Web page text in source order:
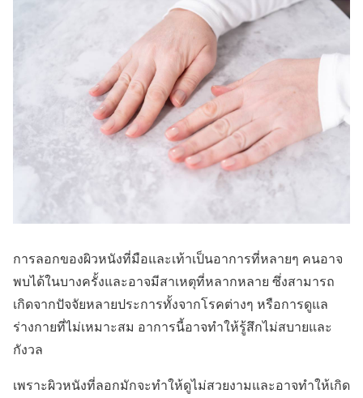
การลอกของผิวหนังที่มือและเท้าเป็นอาการที่หลายๆ คนอาจ
พบได้ในบางครั้งและอาจมีสาเหตุที่หลากหลาย ซึ่งสามารถ
เกิดจากปัจจัยหลายประการทั้งจากโรคต่างๆ หรือการดูแล
ร่างกายที่ไม่เหมาะสม อาการนี้อาจทำให้รู้สึกไม่สบายและ
กังวล
เพราะผิวหนังที่ลอกมักจะทำให้ดูไม่สวยงามและอาจทำให้เกิด